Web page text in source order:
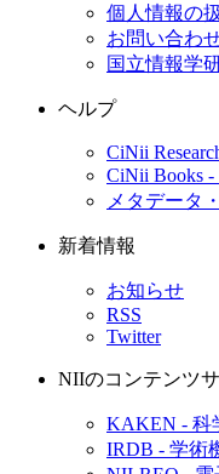
個人情報の
お問い合わ
国立情報学
ヘルプ
CiNii
CiNii Books
メタデータ
新着情報
お知らせ
RSS
Twitter
NIIのコンテンツ
KAKEN - 科
IRDB - 学術